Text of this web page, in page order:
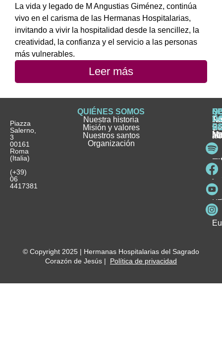
La vida y legado de M Angustias Giménez, continúa
vivo en el carisma de las Hermanas Hospitalarias,
invitando a vivir la hospitalidad desde la sencillez, la
creatividad, la confianza y el servicio a las personas
más vulnerables.
Leer más
Piazza
Salerno,
3
00161
Roma
(Italia)
(+39)
06
4417381
QUIÉNES SOMOS
Nuestra historia
Misión y valores
Nuestros santos
Organización
e
y
y
© Copyright 2025 | Hermanas Hospitalarias del Sagrado
Corazón de Jesús | Política de privacidad